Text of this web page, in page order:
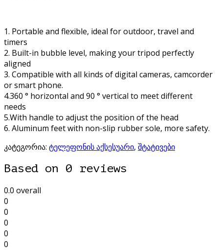
1. Portable and flexible, ideal for outdoor, travel and
timers
2. Built-in bubble level, making your tripod perfectly
aligned
3. Compatible with all kinds of digital cameras, camcorder
or smart phone.
4.360 ° horizontal and 90 ° vertical to meet different
needs
5.With handle to adjust the position of the head
6. Aluminum feet with non-slip rubber sole, more safety.
კატეგორია: ტელეფონის აქსესუარი, შტატივები
Based on 0 reviews
0.0 overall
0
0
0
0
0